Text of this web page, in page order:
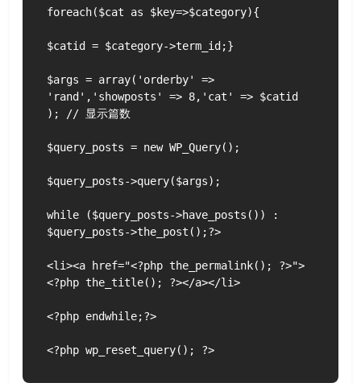
foreach($cat as $key=>$category){
$catid = $category->term_id;}
$args = array('orderby' =>
'rand','showposts' => 8,'cat' => $catid
); // 显示篇数
$query_posts = new WP_Query();
$query_posts->query($args);
while ($query_posts->have_posts()) :
$query_posts->the_post();?>
<li><a href="<?php the_permalink(); ?>">
<?php the_title(); ?></a></li>
<?php endwhile;?>
<?php wp_reset_query(); ?>